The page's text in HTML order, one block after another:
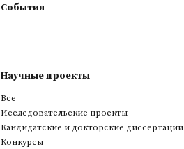
События
Научные проекты
Все
Исследовательские проекты
Кандидатские и докторские диссертации
Конкурсы